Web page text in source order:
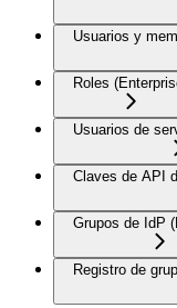
Usuarios y
Roles
Usuarios de
Claves de API
Grupos de IdP
Registro de